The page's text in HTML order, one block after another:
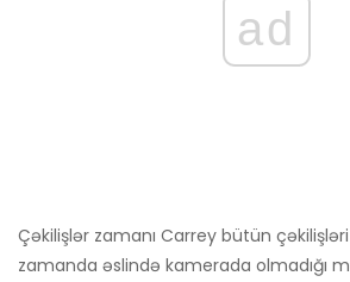
ad
Çəkilişlər zamanı Carrey bütün
zamanda əslində kamerada olmadığı